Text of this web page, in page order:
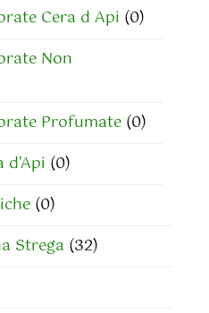
Cera d Api (0)
Non
Profumate (0)
d'Api (0)
(0)
Strega (32)